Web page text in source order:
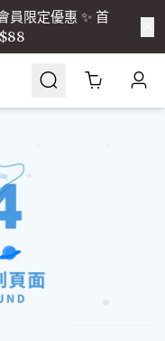
限定優惠 ✨ 首
Cart